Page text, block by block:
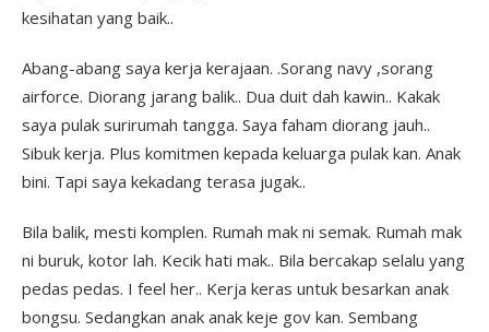
kesihatan yang baik..
Abang-abang saya kerja kerajaan. .Sorang navy ,sorang
airforce. Diorang jarang balik.. Dua duit dah kawin.. Kakak
saya pulak surirumah tangga. Saya faham diorang jauh..
Sibuk kerja. Plus komitmen kepada keluarga pulak kan. Anak
bini. Tapi saya kekadang terasa jugak..
Bila balik, mesti komplen. Rumah mak ni semak. Rumah mak
ni buruk, kotor lah. Kecik hati mak.. Bila bercakap selalu yang
pedas pedas. I feel her.. Kerja keras untuk besarkan anak
bongsu. Sedangkan anak anak keje gov kan. Sembang